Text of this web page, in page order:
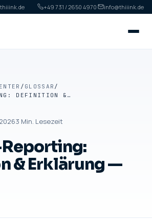
+49 731 / 2650 4970· info@thiiink.de
/ GLOSSAR /
ECHTZEIT-REPORTING: DEFINITION & ERKLÄRUNG — GLOSSAR
3 Min. Lesezeit
& Erklärung —